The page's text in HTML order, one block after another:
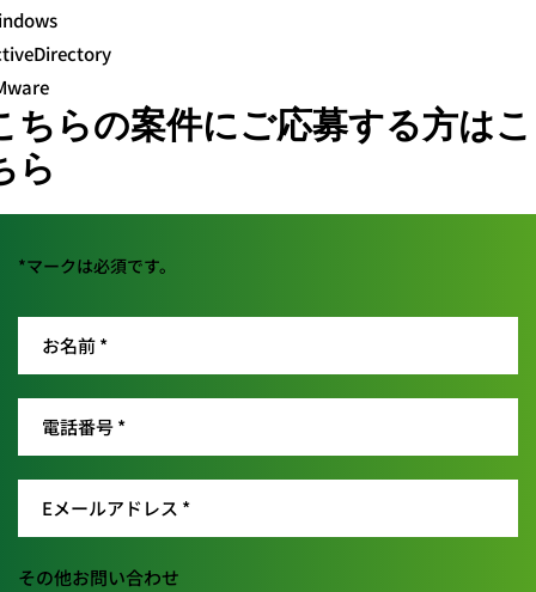
ちらの案件にご応募する方はこ
ら
*マークは必須です。
その他お問い合わせ